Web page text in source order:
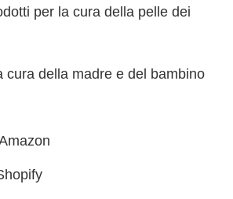
per la cura della pelle dei
cura della madre e del bambino